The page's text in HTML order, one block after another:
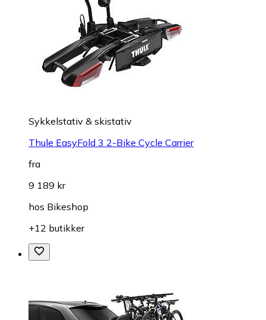
Sykkelstativ & skistativ
Thule EasyFold 3 2-Bike Cycle Carrier
fra
9 189 kr
hos Bikeshop
+12 butikker